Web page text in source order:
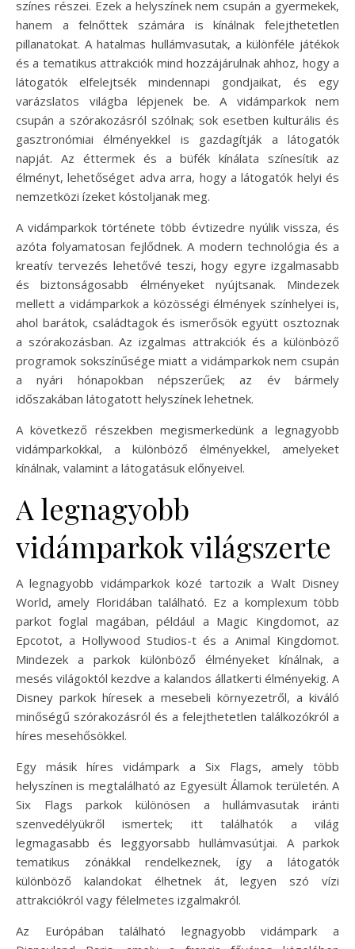
színes részei. Ezek a helyszínek nem csupán a gyermekek,
hanem a felnőttek számára is kínálnak felejthetetlen
pillanatokat. A hatalmas hullámvasutak, a különféle játékok
és a tematikus attrakciók mind hozzájárulnak ahhoz, hogy a
látogatók elfelejtsék mindennapi gondjaikat, és egy
varázslatos világba lépjenek be. A vidámparkok nem
csupán a szórakozásról szólnak; sok esetben kulturális és
gasztronómiai élményekkel is gazdagítják a látogatók
napját. Az éttermek és a büfék kínálata színesítik az
élményt, lehetőséget adva arra, hogy a látogatók helyi és
nemzetközi ízeket kóstoljanak meg.
A vidámparkok története több évtizedre nyúlik vissza, és
azóta folyamatosan fejlődnek. A modern technológia és a
kreatív tervezés lehetővé teszi, hogy egyre izgalmasabb
és biztonságosabb élményeket nyújtsanak. Mindezek
mellett a vidámparkok a közösségi élmények színhelyei is,
ahol barátok, családtagok és ismerősök együtt osztoznak
a szórakozásban. Az izgalmas attrakciók és a különböző
programok sokszínűsége miatt a vidámparkok nem csupán
a nyári hónapokban népszerűek; az év bármely
időszakában látogatott helyszínek lehetnek.
A következő részekben megismerkedünk a legnagyobb
vidámparkokkal, a különböző élményekkel, amelyeket
kínálnak, valamint a látogatásuk előnyeivel.
A legnagyobb
vidámparkok világszerte
A legnagyobb vidámparkok közé tartozik a Walt Disney
World, amely Floridában található. Ez a komplexum több
parkot foglal magában, például a Magic Kingdomot, az
Epcotot, a Hollywood Studios-t és a Animal Kingdomot.
Mindezek a parkok különböző élményeket kínálnak, a
mesés világoktól kezdve a kalandos állatkerti élményekig. A
Disney parkok híresek a mesebeli környezetről, a kiváló
minőségű szórakozásról és a felejthetetlen találkozókról a
híres mesehősökkel.
Egy másik híres vidámpark a Six Flags, amely több
helyszínen is megtalálható az Egyesült Államok területén. A
Six Flags parkok különösen a hullámvasutak iránti
szenvedélyükről ismertek; itt találhatók a világ
legmagasabb és leggyorsabb hullámvasútjai. A parkok
tematikus zónákkal rendelkeznek, így a látogatók
különböző kalandokat élhetnek át, legyen szó vízi
attrakciókról vagy félelmetes izgalmakról.
Az Európában található legnagyobb vidámpark a